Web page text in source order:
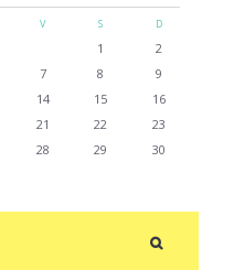
V S D
1
2
7 8
9
14 15
16
21 22
23
28 29
30